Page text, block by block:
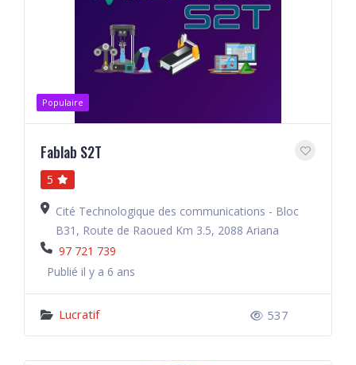
Populaire
Fablab S2T
5
Cité Technologique des communications - Bloc
B31, Route de Raoued Km 3.5, 2088 Ariana
97 721 739
Publié il y a 6 ans
Lucratif 537